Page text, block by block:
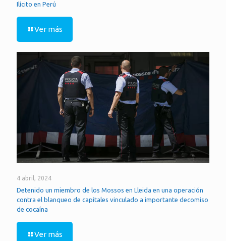
Ilícito en Perú
Ver más
4 abril, 2024
Detenido un miembro de los Mossos en Lleida en una operación
contra el blanqueo de capitales vinculado a importante decomiso
de cocaína
Ver más